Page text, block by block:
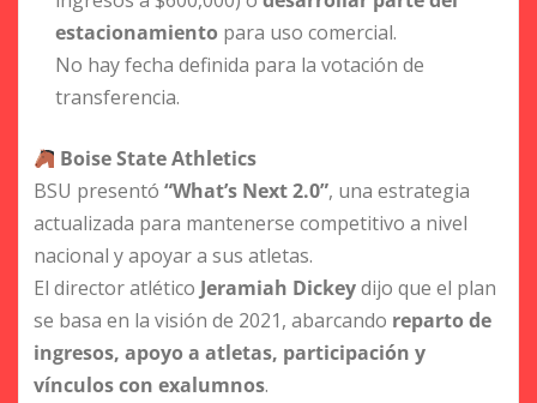
estacionamiento para uso comercial.
No hay fecha definida para la votación de
transferencia.
Boise State Athletics
BSU presentó “What’s Next 2.0”, una estrategia
actualizada para mantenerse competitivo a nivel
nacional y apoyar a sus atletas.
El director atlético Jeramiah Dickeydijo que el plan
se basa en la visión de 2021, abarcando reparto de
ingresos, apoyo a atletas, participación y
vínculos con exalumnos.